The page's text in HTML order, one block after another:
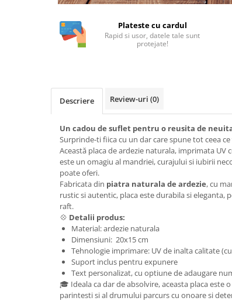
Plateste cu cardul
Rapid si usor, datele tale sunt
protejate!
Descriere Review-uri (0)
Un cadou de suflet pentru o reusita de
Surprinde-ti fiica cu un dar care spune tot ceea
Această placa de ardezie naturala, imprimata
este un omagiu al mandriei, curajului si iubirii
poate oferi.
Fabricata din piatra naturala de ardezie, cu
rustic si autentic, placa este durabila si eleganta,
raft.
💠 Detalii produs:
Material: ardezie naturala
Dimensiuni: 20x15 cm
Tehnologie imprimare: UV de inalta calitate
Suport inclus pentru expunere
Text personalizat, cu optiune de adaugare
🎓 Ideala ca dar de absolvire, aceasta placa este
parintesti si al drumului parcurs cu onoare si